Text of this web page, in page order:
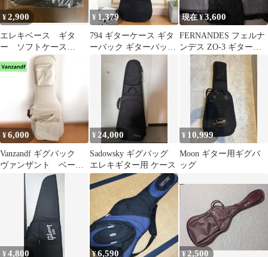
¥2,900
エレキベース ギタ
ー ソフトケース
Squier by Fender
¥ 1,379
794 ギターケース ギタ
ーバック ギターバッグ
軽量バッグ バンド 楽器
現在 ¥3,600
FERNANDES フェルナ
ンデス ZO-3 ギターケ
ース ソフトケース 最安
¥6,000
Vanzandf ギグバック
ヴァンザント ベージ
¥24,000
Sadowsky ギグバッグ
エレキギター用 ケース
¥ 10,999
Moon ギター用ギグバ
ッグ
¥4,800 ¥6,590 ¥2,500